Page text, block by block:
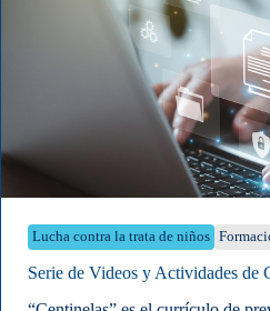
Lucha contra la trata de niños
Serie de Videos y Actividades de